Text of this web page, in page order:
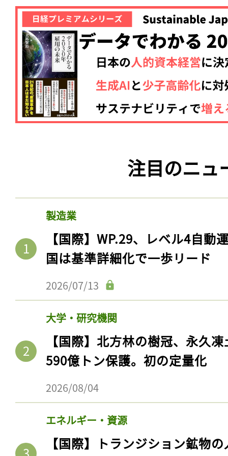
注目のニュ
製造業
【国際】WP.29、レベル4自動
国は基準詳細化で一歩リード
2026/07/13
大学・研究機関
【国際】北方林の樹冠、永久
590億トン保護。初の定量化
2026/08/04
エネルギー・資源
【国際】トランジション鉱物